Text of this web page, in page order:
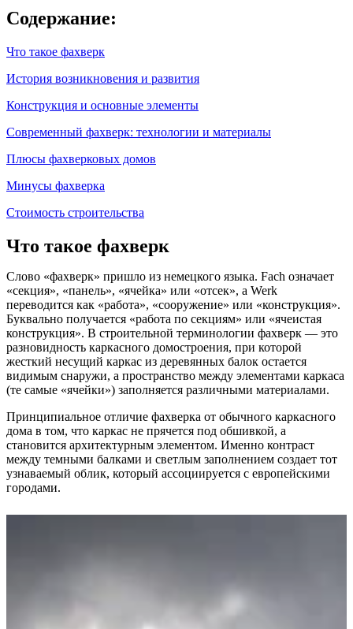
Содержание:
Что такое фахверк
История возникновения и развития
Конструкция и основные элементы
Современный фахверк: технологии и материалы
Плюсы фахверковых домов
Минусы фахверка
Стоимость строительства
Что такое фахверк
Слово «фахверк» пришло из немецкого языка. Fach означает
«секция», «панель», «ячейка» или «отсек», а Werk
переводится как «работа», «сооружение» или «конструкция».
Буквально получается «работа по секциям» или «ячеистая
конструкция». В строительной терминологии фахверк — это
разновидность каркасного домостроения, при которой
жесткий несущий каркас из деревянных балок остается
видимым снаружи, а пространство между элементами каркаса
(те самые «ячейки») заполняется различными материалами.
Принципиальное отличие фахверка от обычного каркасного
дома в том, что каркас не прячется под обшивкой, а
становится архитектурным элементом. Именно контраст
между темными балками и светлым заполнением создает тот
узнаваемый облик, который ассоциируется с европейскими
городами.